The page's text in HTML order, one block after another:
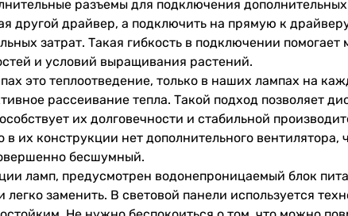
разъемы для подключения
другой драйвер, а подключить на прямую к
затрат. Такая гибкость в подключении
и условий выращивания растений.
это теплоотведение, только в наших лампах на
рассеивание тепла. Такой подход позволяет
их долговечности и стабильной
в их конструкции нет дополнительного
бесшумный.
ламп, предусмотрен водонепроницаемый блок
заменить. В световой панели используется